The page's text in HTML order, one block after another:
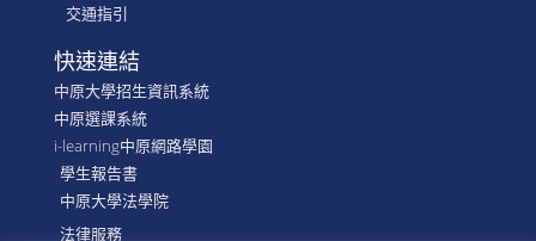
交通指引
快速連結
中原大學招生資訊系統
中原選課系統
i-learning中原網路學園
學生報告書
中原大學法學院
法律服務